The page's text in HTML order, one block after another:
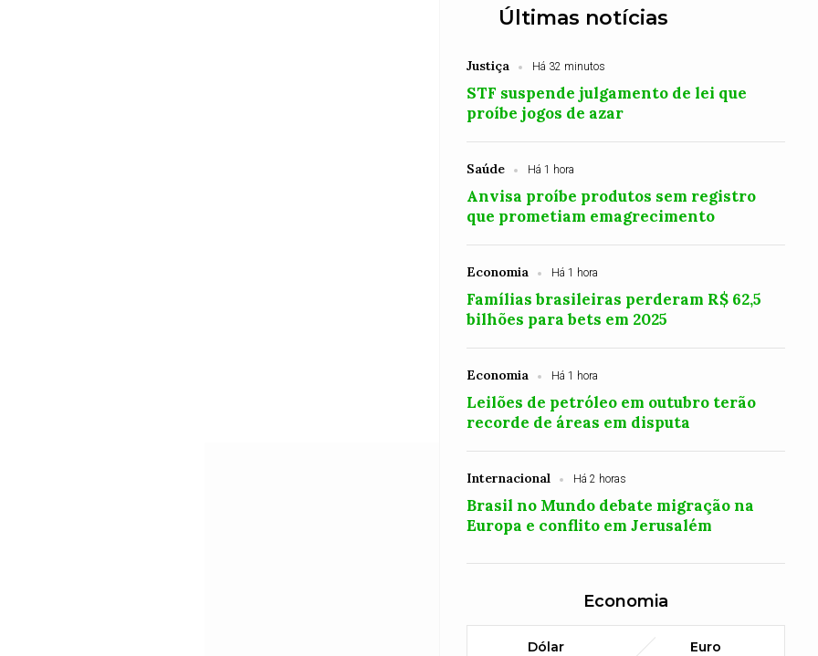
Últimas notícias
Justiça Há 32 minutos
STF suspende julgamento de lei que
proíbe jogos de azar
Saúde Há 1 hora
Anvisa proíbe produtos sem registro
que prometiam emagrecimento
Economia Há 1 hora
Famílias brasileiras perderam R$ 62,5
bilhões para bets em 2025
Economia Há 1 hora
Leilões de petróleo em outubro terão
recorde de áreas em disputa
Internacional Há 2 horas
Brasil no Mundo debate migração na
Europa e conflito em Jerusalém
Economia
Dólar
Euro